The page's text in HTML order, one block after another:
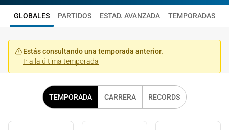
GLOBALES PARTIDOS ESTAD. AVANZADA TEMPORADAS
Estás consultando una temporada anterior.
Ir a la última temporada
TEMPORADA CARRERA RECORDS